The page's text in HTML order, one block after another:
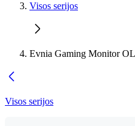
Visos serijos
Evnia Gaming Monitor
Visos serijos